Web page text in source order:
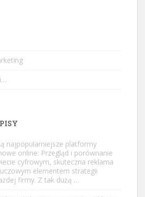
najpopularniejsze platformy
online: Przegląd i porównanie
cyfrowym, skuteczna reklama
elementem strategii
firmy. Z tak dużą …